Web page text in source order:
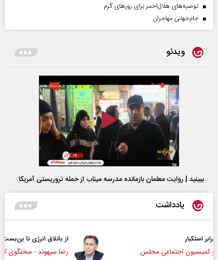
توصیه‌های هلال‌احمر برای روز‌های گرم
جام‌جهانی مهاجران
ویدئو
ببینید | روایت معلمان بازمانده مدرسه میناب از حمله تروریستی آمریکا
یادداشت
از باتلاق انرژی تا بن‌بست ترامپ
رضا سپهوند - سخنگوی کمیسیون انرژی مجلس